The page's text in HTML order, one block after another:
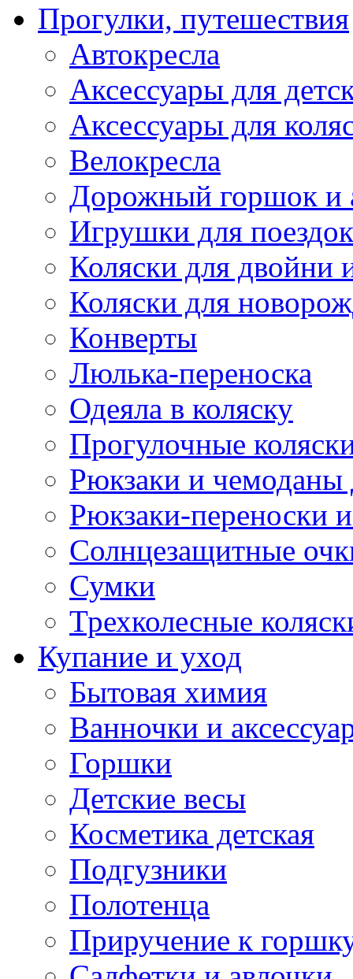
Прогулки, путешествия
Автокресла
Аксессуары для
Аксессуары для
Велокресла
Дорожный горшок и
Игрушки для поездок
Коляски для двойни
Коляски для
Конверты
Люлька-переноска
Одеяла в коляску
Прогулочные
Рюкзаки и чемоданы
Рюкзаки-переноски
Солнцезащитные
Сумки
Трехколесные
Купание и уход
Бытовая химия
Ванночки и
Горшки
Детские весы
Косметика детская
Подгузники
Полотенца
Приручение к